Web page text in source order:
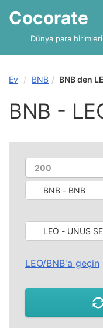
Cocorate
Dünya para birimleri
Ev BNB BNB den
BNB -
BNB - BNB
LEO - UNUS
LEO/BNB'a geçin